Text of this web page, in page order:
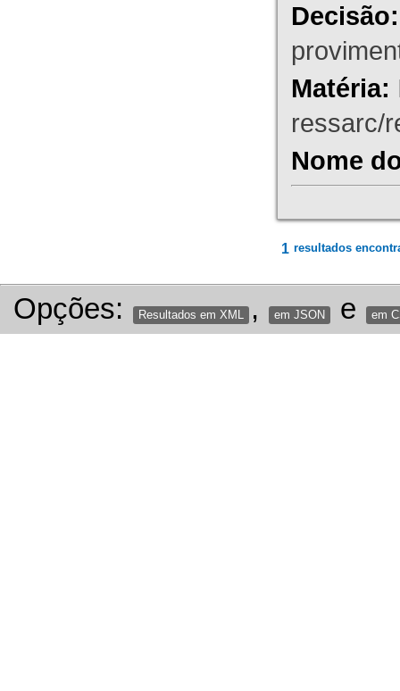
Decisão:
Matéria:
ressarc/
Nome
1 resultados
Opções: Resultados em XML , em JSON e em